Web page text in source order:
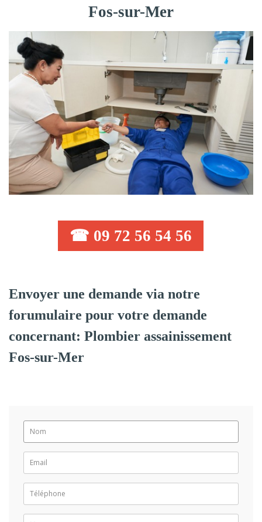
Fos-sur-Mer
☎ 09 72 56 54 56
Envoyer une demande via notre
forumulaire pour votre demande
concernant: Plombier assainissement
Fos-sur-Mer